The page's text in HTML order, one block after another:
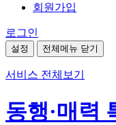
회원가입
로그인
설정 전체메뉴 닫기
서비스 전체보기
동행·매력